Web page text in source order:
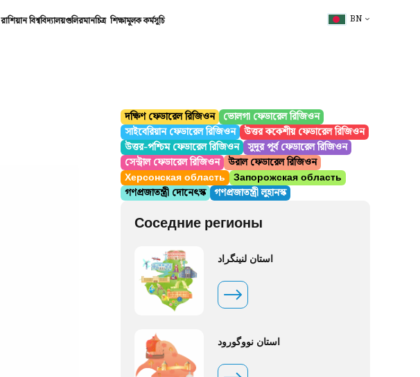
রাশিয়ান বিশ্ববিদ্যালয়গুলিরমানচিত্র শিক্ষামূলক কর্মসূচি BN
দক্ষিণ ফেডারেল রিজিওন ভোলগা ফেডারেল রিজিওন
সাইবেরিয়ান ফেডারেল রিজিওন উত্তর ককেশীয় ফেডারেল রিজিওন
উত্তর-পশ্চিম ফেডারেল রিজিওন সুদূর পূর্ব ফেডারেল রিজিওন
সেন্ট্রাল ফেডারেল রিজিওন উরাল ফেডারেল রিজিওন
Херсонская область Запорожская область
গণপ্রজাতন্ত্রী দোনেৎস্ক গণপ্রজাতন্ত্রী লুহানস্ক
Соседние регионы
استان لنینگراد
استان نووگورود